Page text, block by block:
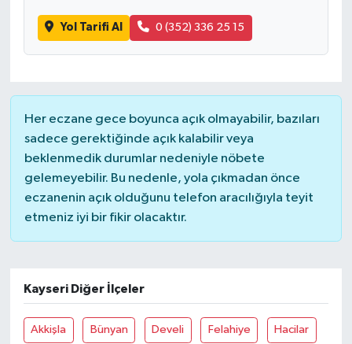
Yol Tarifi Al 0 (352) 336 25 15
Her eczane gece boyunca açık olmayabilir, bazıları
sadece gerektiğinde açık kalabilir veya
beklenmedik durumlar nedeniyle nöbete
gelemeyebilir. Bu nedenle, yola çıkmadan önce
eczanenin açık olduğunu telefon aracılığıyla teyit
etmeniz iyi bir fikir olacaktır.
Kayseri Diğer İlçeler
Akkişla Bünyan Develi Felahiye Hacilar